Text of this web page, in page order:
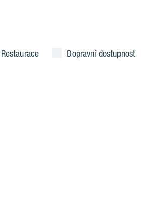
Restaurace Dopravní dostupnost